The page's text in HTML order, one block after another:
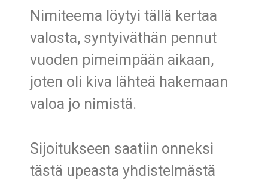
Nimiteema löytyi tällä kertaa
valosta, syntyiväthän pennut
vuoden pimeimpään aikaan,
joten oli kiva lähteä hakemaan
valoa jo nimistä.
Sijoitukseen saatiin onneksi
tästä upeasta yhdistelmästä